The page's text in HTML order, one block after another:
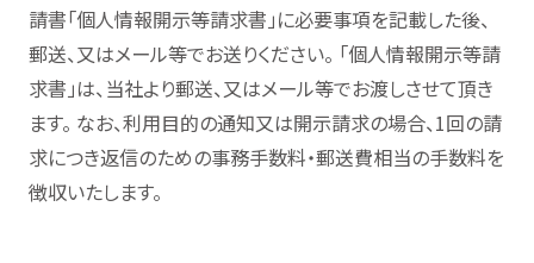
請書「個人情報開示等請求書」に必要事項を記載した後、
郵送、又はメール等でお送りください。 「個人情報開示等請
求書」は、当社より郵送、又はメール等でお渡しさせて頂き
ます。 なお、利用目的の通知又は開示請求の場合、1回の請
求につき返信のための事務手数料・郵送費相当の手数料を
徴収いたします。